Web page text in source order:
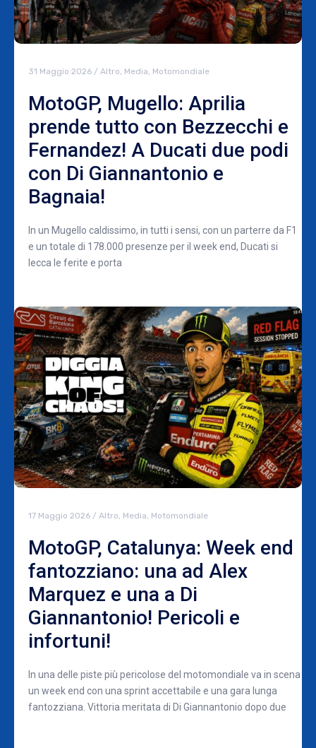
31 Maggio 2026 / Altro Media Motomondiale
MotoGP, Mugello: Aprilia
prende tutto con Bezzecchi e
Fernandez! A Ducati due podi
con Di Giannantonio e
Bagnaia!
In un Mugello caldissimo, in tutti i sensi, con un parterre da F1
e un totale di 178.000 presenze per il week end, Ducati si
lecca le ferite e porta
17 Maggio 2026 / Altro Media Motomondiale
MotoGP, Catalunya: Week end
fantozziano: una ad Alex
Marquez e una a Di
Giannantonio! Pericoli e
infortuni!
In una delle piste più pericolose del motomondiale va in scena
un week end con una sprint accettabile e una gara lunga
fantozziana. Vittoria meritata di Di Giannantonio dopo due